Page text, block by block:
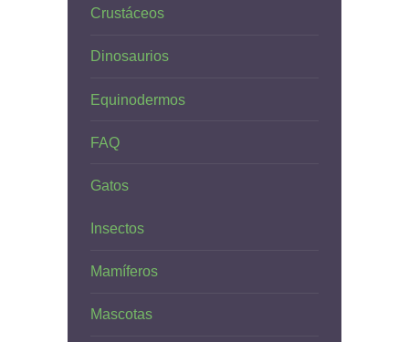
Crustáceos
Dinosaurios
Equinodermos
FAQ
Gatos
Insectos
Mamíferos
Mascotas